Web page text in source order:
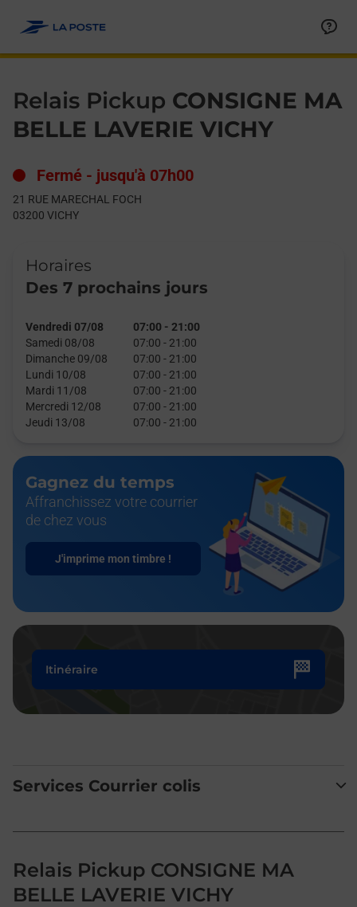
Relais Pickup CONSIGNE MA
BELLE LAVERIE VICHY
Fermé - jusqu'à 07h00
21 RUE MARECHAL FOCH
03200 VICHY
Horaires
Des 7 prochains jours
Vendredi 07/08 07:00 - 21:00
Samedi 08/08
07:00 - 21:00
Dimanche 09/08
07:00 - 21:00
Lundi 10/08
07:00 - 21:00
Mardi 11/08
07:00 - 21:00
Mercredi 12/08
07:00 - 21:00
Jeudi 13/08
07:00 - 21:00
Gagnez du temps
Affranchissez votre courrier
de chez vous
J'imprime mon timbre !
Itinéraire
Services Courrier colis
Relais Pickup CONSIGNE MA
BELLE LAVERIE VICHY